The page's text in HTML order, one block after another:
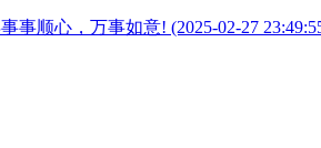
事顺心，万事如意! (2025-02-27